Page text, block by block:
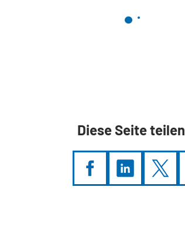
Diese Seite teilen